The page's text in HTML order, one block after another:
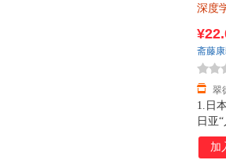
为什
深度
1.日
日亚
或工
要
翠
斋藤
加